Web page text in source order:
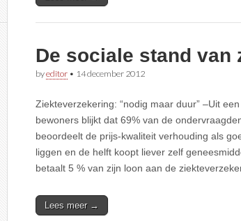
De sociale stand van
byeditor • 14 december 2012
Ziekteverzekering: “nodig maar duur” –Uit
bewoners blijkt dat 69% van de
beoordeelt de prijs-kwaliteit verhouding als
liggen en de helft koopt liever zelf
betaalt 5 % van zijn loon aan de
Lees meer →